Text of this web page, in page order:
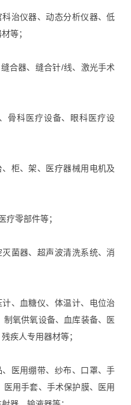
治仪器、动态分析仪器、低
等；
合器、缝合针/线、激光手术
骨科医疗设备、眼科医疗设
柜、架、医疗器械用电机及
疗零部件等；
菌器、超声波清洗系统、消
、血糖仪、体温计、电位治
氧供氧设备、血库装备、医
疾人专用器材等；
医用绷带、纱布、口罩、手
用手套、手术保护膜、医用